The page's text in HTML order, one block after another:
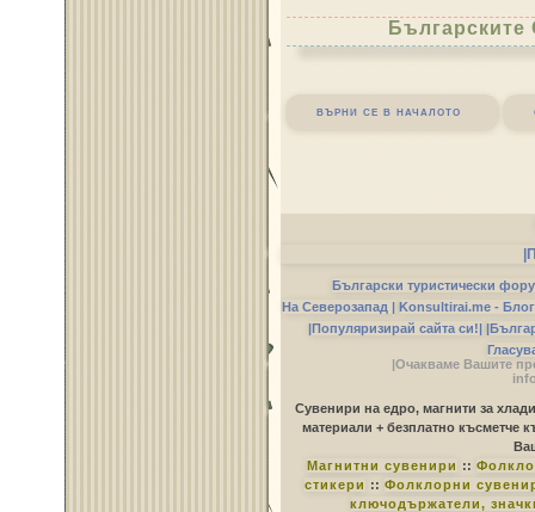
върни се в началото
Български туристически
На Северозапад | Konsultirai.me -
|Популяризирай сайта си!|
|Очакваме Вашите
Сувенири на едро, магнити за
материали + безплатно късметче
Магнитни сувенири ::
стикери :: Фолклорни
ключодържатели,